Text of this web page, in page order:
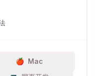
🍎 Mac